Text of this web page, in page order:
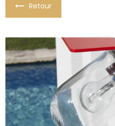
Retour